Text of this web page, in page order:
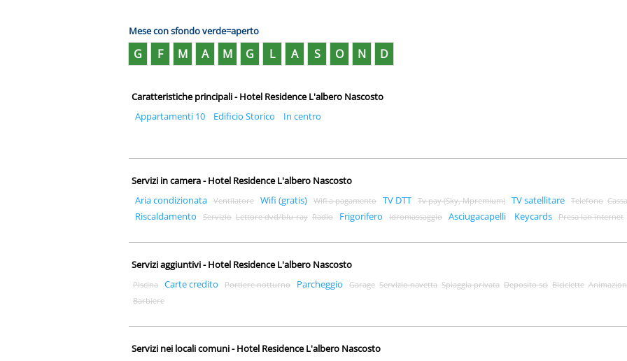
Mese con sfondo verde=aperto
G F M A M G L A S O N D
Caratteristiche principali - Hotel Residence L'albero Nascosto
Appartamenti 10
Edificio Storico In centro
Servizi in camera - Hotel Residence L'albero Nascosto
Aria condizionata Ventilatore Wifi (gratis) Wifi a pagamento TV DTT Tv pay (Sky, Mpremium) TV satellitare Telefono
Riscaldamento Servizio Lettore dvd/blu-ray Radio Frigorifero Idromassaggio Asciugacapelli Keycards Presa lan internet
Servizi aggiuntivi - Hotel Residence L'albero Nascosto
Piscina Carte credito Portiere notturno Parcheggio Garage Servizio navetta Spiaggia privata Deposito sci Biciclette
Barbiere
Servizi nei locali comuni - Hotel Residence L'albero Nascosto